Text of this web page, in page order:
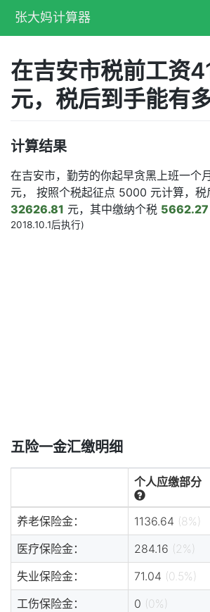
张大妈计算器
在吉安市税前工资
元，税后到手能有多
计算结果
在吉安市，勤劳的你起早贪黑上班一个
元， 按照个税起征点 5000 元计算，税
32626.81 元，其中缴纳个税 5662.27
2018.10.1后执行)
五险一金汇缴明细
个人应缴部分
养老保险金： 1136.64 (8%)
医疗保险金：
284.16 (2%)
失业保险金：
71.04 (0.5%)
工伤保险金：
0 (0%)